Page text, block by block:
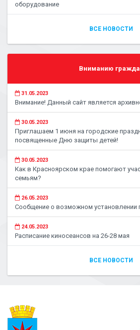
оборудование
ВСЕ НОВОСТИ
Вниманию
31.05.2023
Внимание! Данный сайт является
30.05.2023
Приглашаем 1 июня на городские
посвященные Дню защиты детей!
30.05.2023
Как в Красноярском крае помогают
семьям?
26.05.2023
Сообщение о возможном установлении
24.05.2023
Расписание киносеансов на 26-28 мая
ВСЕ НОВОСТИ